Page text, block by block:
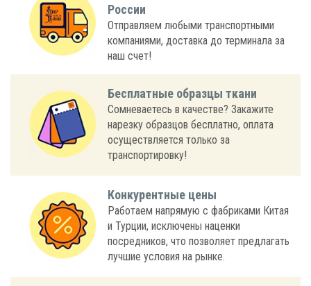
России
Отправляем любыми транспортными
компаниями, доставка до терминала за
наш счет!
Бесплатные образцы ткани
Сомневаетесь в качестве? Закажите
нарезку образцов бесплатно, оплата
осуществляется только за
транспортировку!
Конкурентные цены
Работаем напрямую с фабриками Китая
и Турции, исключены наценки
посредников, что позволяет предлагать
лучшие условия на рынке.